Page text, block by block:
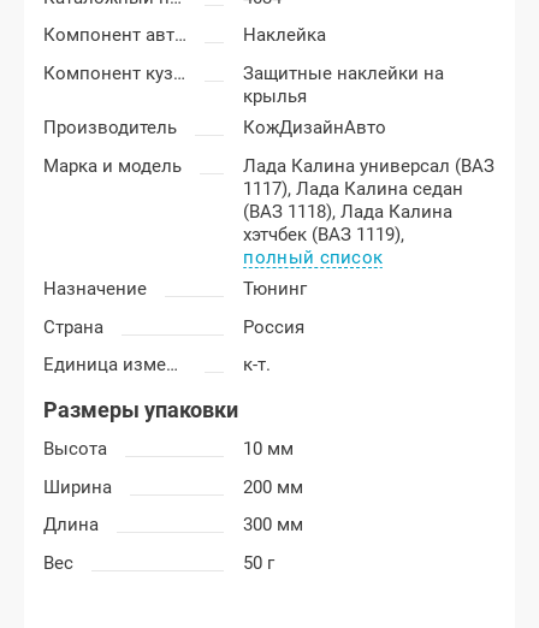
Компонент автоаксессуаров
Наклейка
Компонент кузова
Защитные наклейки на
крылья
Производитель
КожДизайнАвто
Марка и модель
Лада Калина универсал (ВАЗ
1117),Лада Калина седан
(ВАЗ 1118),Лада Калина
хэтчбек (ВАЗ 1119),
полный список
Назначение
Тюнинг
Страна
Россия
Единица измерения
к-т.
Размеры упаковки
Высота
10 мм
Ширина
200 мм
Длина
300 мм
Вес
50 г